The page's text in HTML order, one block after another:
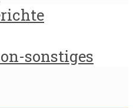
sonstiges